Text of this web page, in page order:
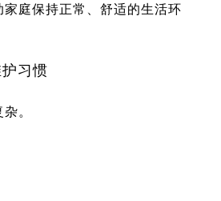
庭保持正常、舒适的生活环
习惯
。